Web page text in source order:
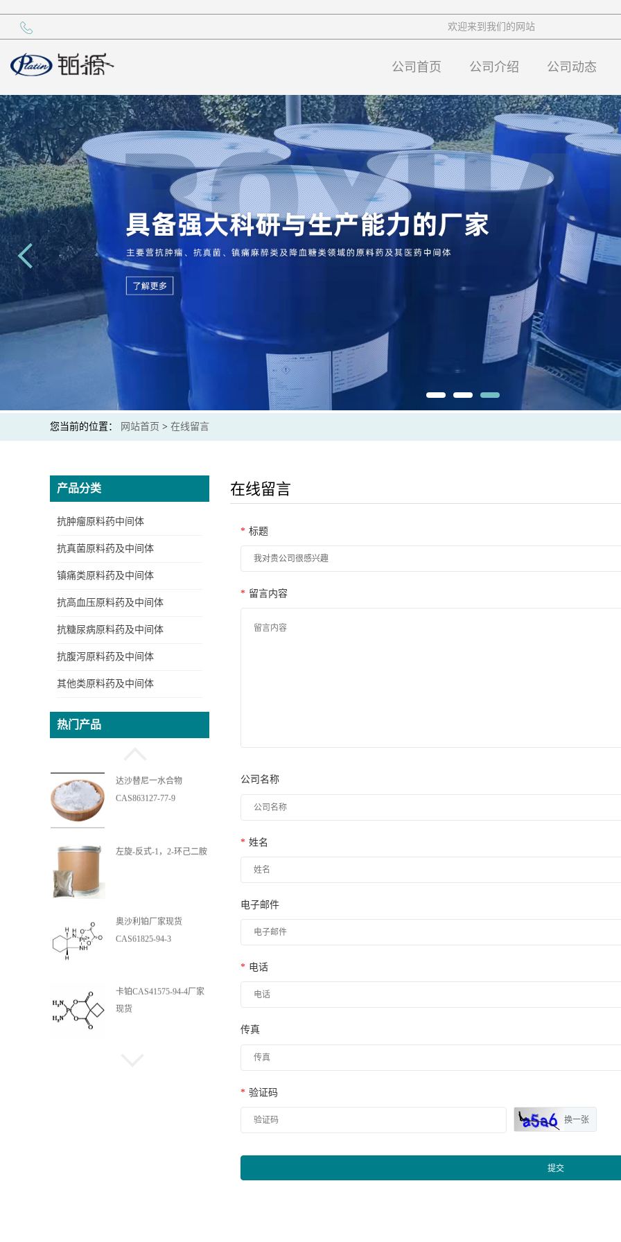
欢迎来到我们的网站
公司首页 公司介绍 公司动态
您当前的位置： 网站首页 > 在线留言
产品分类
抗肿瘤原料药中间体
抗真菌原料药及中间体
镇痛类原料药及中间体
抗高血压原料药及中间体
抗糖尿病原料药及中间体
抗腹泻原料药及中间体
其他类原料药及中间体
热门产品
酸 cas:125572-95-4
CAS863127-77-9
CAS61825-94-3
现货
在线留言
* 标题
* 留言内容
公司名称
* 姓名
电子邮件
* 电话
传真
* 验证码
换一张
提交